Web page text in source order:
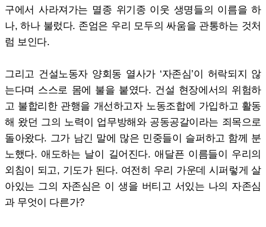
구에서 사라져가는 멸종 위기종 이웃 생명들의 이름을 하
나, 하나 불렀다. 존엄은 우리 모두의 싸움을 관통하는 것처
럼 보인다.
그리고 건설노동자 양회동 열사가 ‘자존심’이 허락되지 않
는다며 스스로 몸에 불을 붙였다. 건설 현장에서의 위험하
고 불합리한 관행을 개선하고자 노동조합에 가입하고 활동
해 왔던 그의 노력이 업무방해와 공동공갈이라는 죄목으로
돌아왔다. 그가 남긴 말에 많은 민중들이 슬퍼하고 함께 분
노했다. 애도하는 날이 길어진다. 애달픈 이름들이 우리의
외침이 되고, 기도가 된다. 여전히 우리 가운데 시퍼렇게 살
아있는 그의 자존심은 이 생을 버티고 서있는 나의 자존심
과 무엇이 다른가?